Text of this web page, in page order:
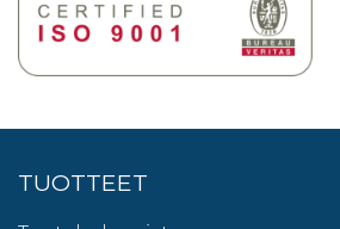
TUOTTEET